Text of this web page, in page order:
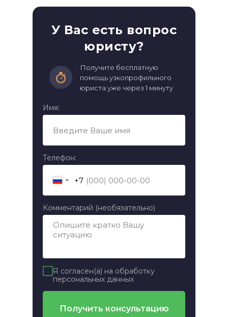
У Вас есть вопрос
юристу?
Получите бесплатную
помощь узкопрофильного
юриста уже через 1 минуту
Имя:
Телефон:
+7
Комментарий (необязательно)
Я согласен(а) на обработку
персональных данных
Получить консультацию